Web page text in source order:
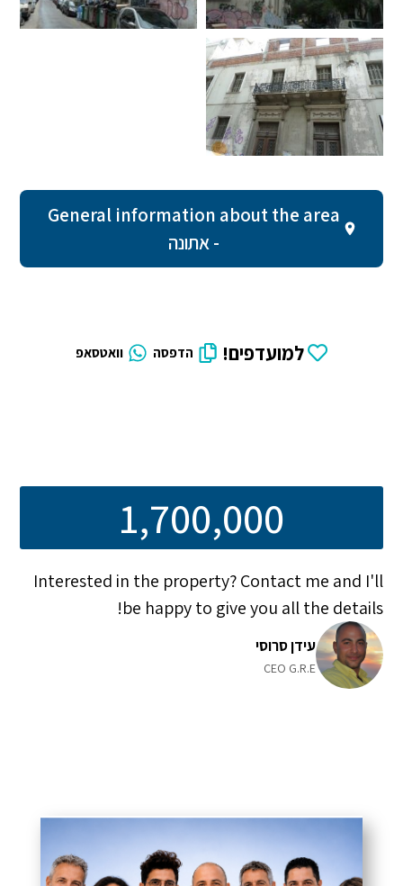
General information about the area
- אתונה
למועדפים! הדפסה וואטסאפ
1,700,000
Interested in the property? Contact me and I'll
be happy to give you all the details!
עידן סרוסי
CEO G.R.E